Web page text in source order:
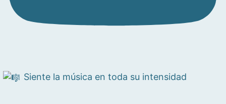
Siente la música en toda su intensidad